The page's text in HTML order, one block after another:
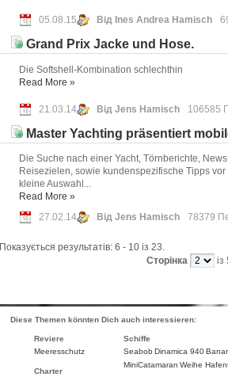
05.08.15 Від Ines Andrea Hamisch
Grand Prix Jacke und Hose.
Die Softshell-Kombination schlechthin
Read More »
21.03.14 Від Jens Hamisch 106585
Master Yachting präsentiert
Die Suche nach einer Yacht, Törnberichte,
Reisezielen, sowie kundenspezifische Tipps
kleine Auswahl...
Read More »
27.02.14 Від Jens Hamisch 78379
Показується результатів: 6 - 10 із 23.
Сторінка
із
Diese Themen könnten Dich auch interessieren:
Reviere
Meeresschutz
Charter
Schiffe
Seabob Dinamica 940
MiniCatamaran Weihe